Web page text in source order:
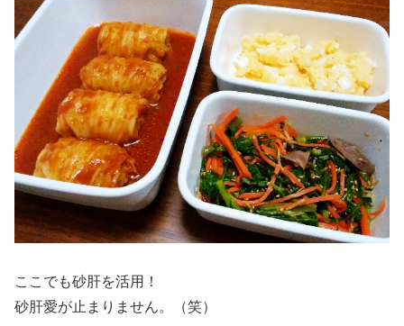
ここでも砂肝を活用！
砂肝愛が止まりません。（笑）